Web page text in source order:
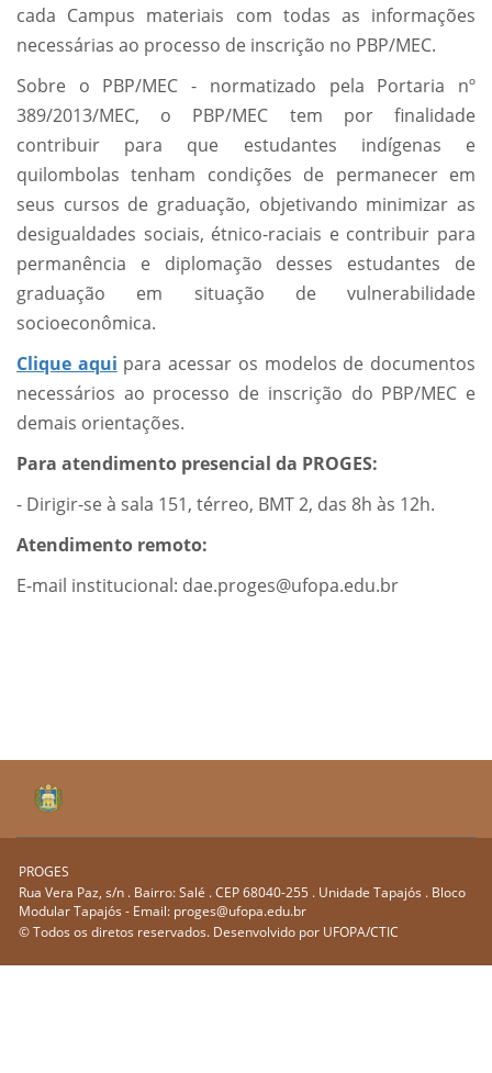
cada Campus materiais com todas as informações
necessárias ao processo de inscrição no PBP/MEC.
Sobre o PBP/MEC - normatizado pela Portaria nº
389/2013/MEC, o PBP/MEC tem por finalidade
contribuir para que estudantes indígenas e
quilombolas tenham condições de permanecer em
seus cursos de graduação, objetivando minimizar as
desigualdades sociais, étnico-raciais e contribuir para
permanência e diplomação desses estudantes de
graduação em situação de vulnerabilidade
socioeconômica.
Clique aqui para acessar os modelos de documentos
necessários ao processo de inscrição do PBP/MEC e
demais orientações.
Para atendimento presencial da PROGES:
- Dirigir-se à sala 151, térreo, BMT 2, das 8h às 12h.
Atendimento remoto:
E-mail institucional: dae.proges@ufopa.edu.br
PROGES
Rua Vera Paz, s/n . Bairro: Salé . CEP 68040-255 . Unidade Tapajós . Bloco
Modular Tapajós - Email: proges@ufopa.edu.br
© Todos os diretos reservados. Desenvolvido por UFOPA/CTIC